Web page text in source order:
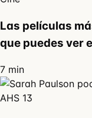
Las películas
que puedes ver
7 min